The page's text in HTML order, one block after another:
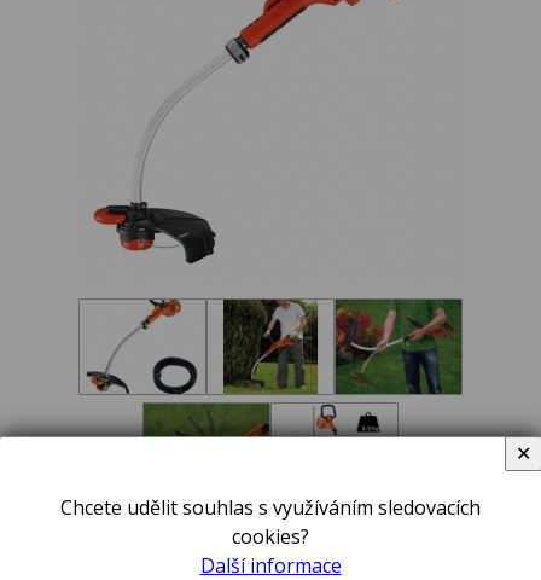
1 990,00 Kč
Chcete udělit souhlas s využíváním sledovacích
cookies?
Další informace
✕